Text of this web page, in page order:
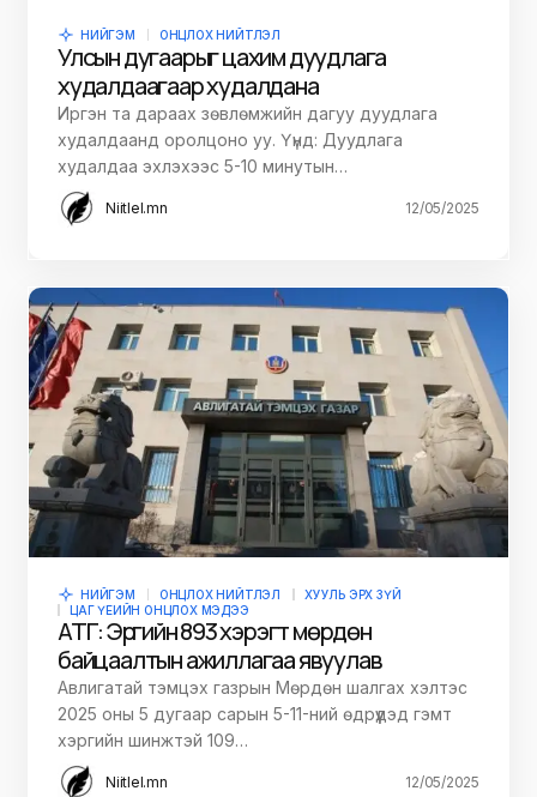
НИЙГЭМ ОНЦЛОХ НИЙТЛЭЛ
Улсын дугаарыг цахим дуудлага
худалдаагаар худалдана
Иргэн та дараах зөвлөмжийн дагуу дуудлага
худалдаанд оролцоно уу. Үүнд: Дуудлага
худалдаа эхлэхээс 5-10 минутын…
Niitlel.mn 12/05/2025
НИЙГЭМ ОНЦЛОХ НИЙТЛЭЛ
ХУУЛЬ ЭРХ ЗҮЙ
ЦАГ ҮЕИЙН ОНЦЛОХ МЭДЭЭ
АТГ: Эрүүгийн 893 хэрэгт мөрдөн
байцаалтын ажиллагаа явуулав
Авлигатай тэмцэх газрын Мөрдөн шалгах хэлтэс
2025 оны 5 дугаар сарын 5-11-ний өдрүүдэд гэмт
хэргийн шинжтэй 109…
Niitlel.mn 12/05/2025